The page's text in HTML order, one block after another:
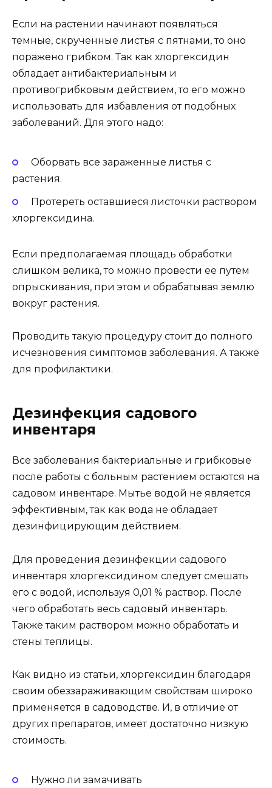
Если на растении начинают появляться
темные, скрученные листья с пятнами, то оно
поражено грибком. Так как хлоргексидин
обладает антибактериальным и
противогрибковым действием, то его можно
использовать для избавления от подобных
заболеваний. Для этого надо:
Оборвать все зараженные листья с
растения.
Протереть оставшиеся листочки раствором
хлоргексидина.
Если предполагаемая площадь обработки
слишком велика, то можно провести ее путем
опрыскивания, при этом и обрабатывая землю
вокруг растения.
Проводить такую процедуру стоит до полного
исчезновения симптомов заболевания. А также
для профилактики.
Дезинфекция садового
инвентаря
Все заболевания бактериальные и грибковые
после работы с больным растением остаются на
садовом инвентаре. Мытье водой не является
эффективным, так как вода не обладает
дезинфицирующим действием.
Для проведения дезинфекции садового
инвентаря хлоргексидином следует смешать
его с водой, используя 0,01 % раствор. После
чего обработать весь садовый инвентарь.
Также таким раствором можно обработать и
стены теплицы.
Как видно из статьи, хлоргексидин благодаря
своим обеззараживающим свойствам широко
применяется в садоводстве. И, в отличие от
других препаратов, имеет достаточно низкую
стоимость.
Нужно ли замачивать